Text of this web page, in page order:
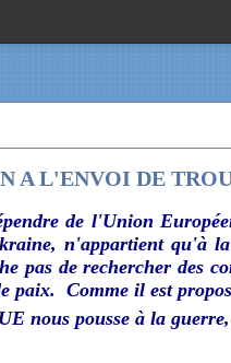
A L'ENVOI DE
de l'Union
n'appartient qu'à
pas de rechercher des
paix. Comme il est
nous pousse à la